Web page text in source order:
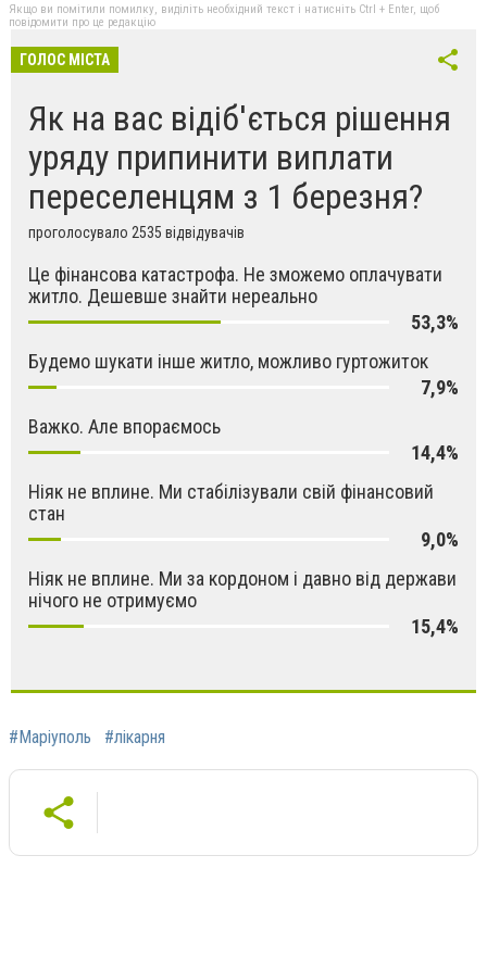
Якщо ви помітили помилку, виділіть необхідний текст і натисніть Ctrl + Enter, щоб
повідомити про це редакцію
ГОЛОС МІСТА
Як на вас відіб'ється рішення
уряду припинити виплати
переселенцям з 1 березня?
проголосувало 2535 відвідувачів
Це фінансова катастрофа. Не зможемо оплачувати
житло. Дешевше знайти нереально
53,3%
Будемо шукати інше житло, можливо гуртожиток
7,9%
Важко. Але впораємось
14,4%
Ніяк не вплине. Ми стабілізували свій фінансовий
стан
9,0%
Ніяк не вплине. Ми за кордоном і давно від держави
нічого не отримуємо
15,4%
#Маріуполь #лікарня